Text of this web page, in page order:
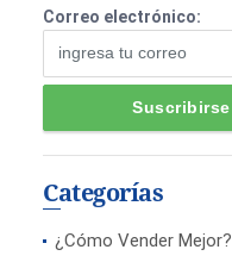
Correo electrónico:
Categorías
¿Cómo Vender Mejor?